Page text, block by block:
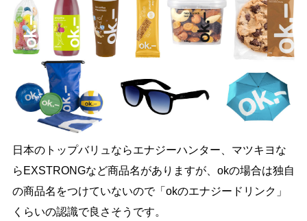
日本のトップバリュならエナジーハンター、マツキヨな
らEXSTRONGなど商品名がありますが、okの場合は独自
の商品名をつけていないので「okのエナジードリンク」
くらいの認識で良さそうです。